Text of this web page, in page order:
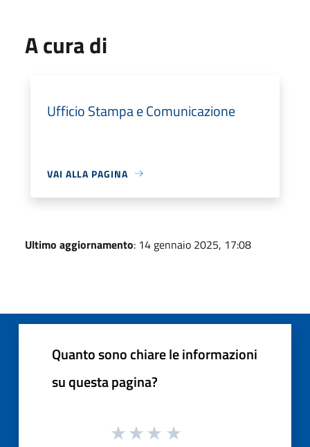
A cura di
Ufficio Stampa e Comunicazione
VAI ALLA PAGINA
Ultimo aggiornamento: 14 gennaio 2025, 17:08
Quanto sono chiare le informazioni
su questa pagina?